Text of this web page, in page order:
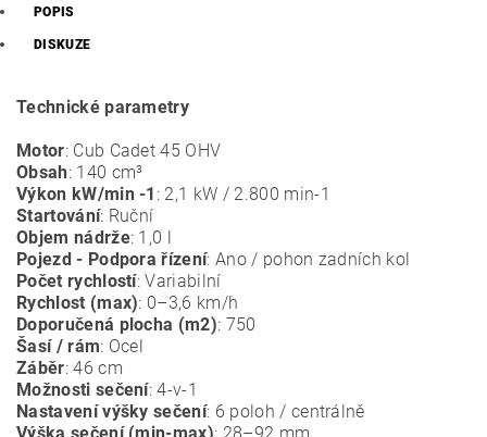
POPIS
DISKUZE
Technické parametry
Motor: Cub Cadet 45 OHV
Obsah: 140 cm³
Výkon kW/min -1 : 2,1 kW / 2.800 min-1
Startování: Ruční
Objem nádrže: 1,0 l
Pojezd - Podpora řízení: Ano / pohon zadních kol
Počet rychlostí: Variabilní
Rychlost (max): 0–3,6 km/h
Doporučená plocha (m2): 750
Šasí / rám: Ocel
Záběr: 46 cm
Možnosti sečení: 4-v-1
Nastavení výšky sečení: 6 poloh / centrálně